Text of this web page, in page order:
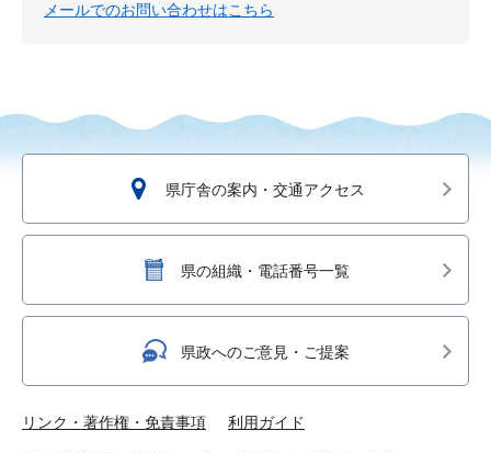
メールでのお問い合わせはこちら
県庁舎の案内・交通アクセス
県の組織・電話番号一覧
県政へのご意見・ご提案
リンク・著作権・免責事項 利用ガイド